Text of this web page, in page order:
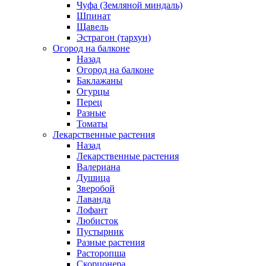
Чуфа (Земляной миндаль)
Шпинат
Щавель
Эстрагон (тархун)
Огород на балконе
Назад
Огород на балконе
Баклажаны
Огурцы
Перец
Разные
Томаты
Лекарственные растения
Назад
Лекарственные растения
Валериана
Душица
Зверобой
Лаванда
Лофант
Любисток
Пустырник
Разные растения
Расторопша
Скорцонера